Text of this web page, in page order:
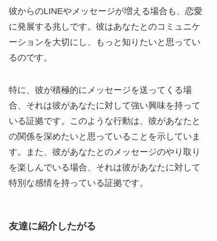
彼からのLINEやメッセージが増える場合も、恋愛
に発展する兆しです。彼はあなたとのコミュニケ
ーションを大切にし、もっと知りたいと思ってい
るのです。
特に、彼が積極的にメッセージを送ってくる場
合、それは彼があなたに対して強い興味を持って
いる証拠です。このような行動は、彼があなたと
の関係を深めたいと思っていることを示していま
す。また、彼があなたとのメッセージのやり取り
を楽しんでいる場合、それは彼があなたに対して
特別な感情を持っている証拠です。
友達に紹介したがる